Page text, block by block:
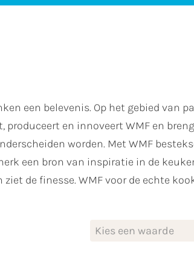
een belevenis. Op het gebied van
en innoveert WMF en
worden. Met WMF
een bron van inspiratie in de
de finesse. WMF voor de echte
Kies een waarde